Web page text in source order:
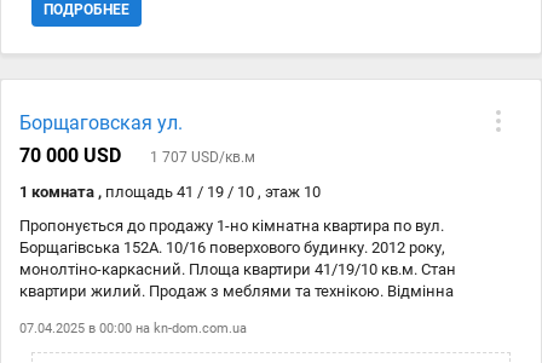
ПОДРОБНЕЕ
Борщаговская ул.
70 000 USD
1 707 USD/кв.м
1 комната , площадь 41 / 19 / 10 , этаж 10
Пропонується до продажу 1-но кімнатна квартира по вул.
Борщагівська 152А. 10/16 поверхового будинку. 2012 року,
монолтіно-каркасний. Площа квартири 41/19/10 кв.м. Стан
квартири жилий. Продаж з меблями та технікою. Відмінна
07.04.2025 в 00:00 на kn-dom.com.ua